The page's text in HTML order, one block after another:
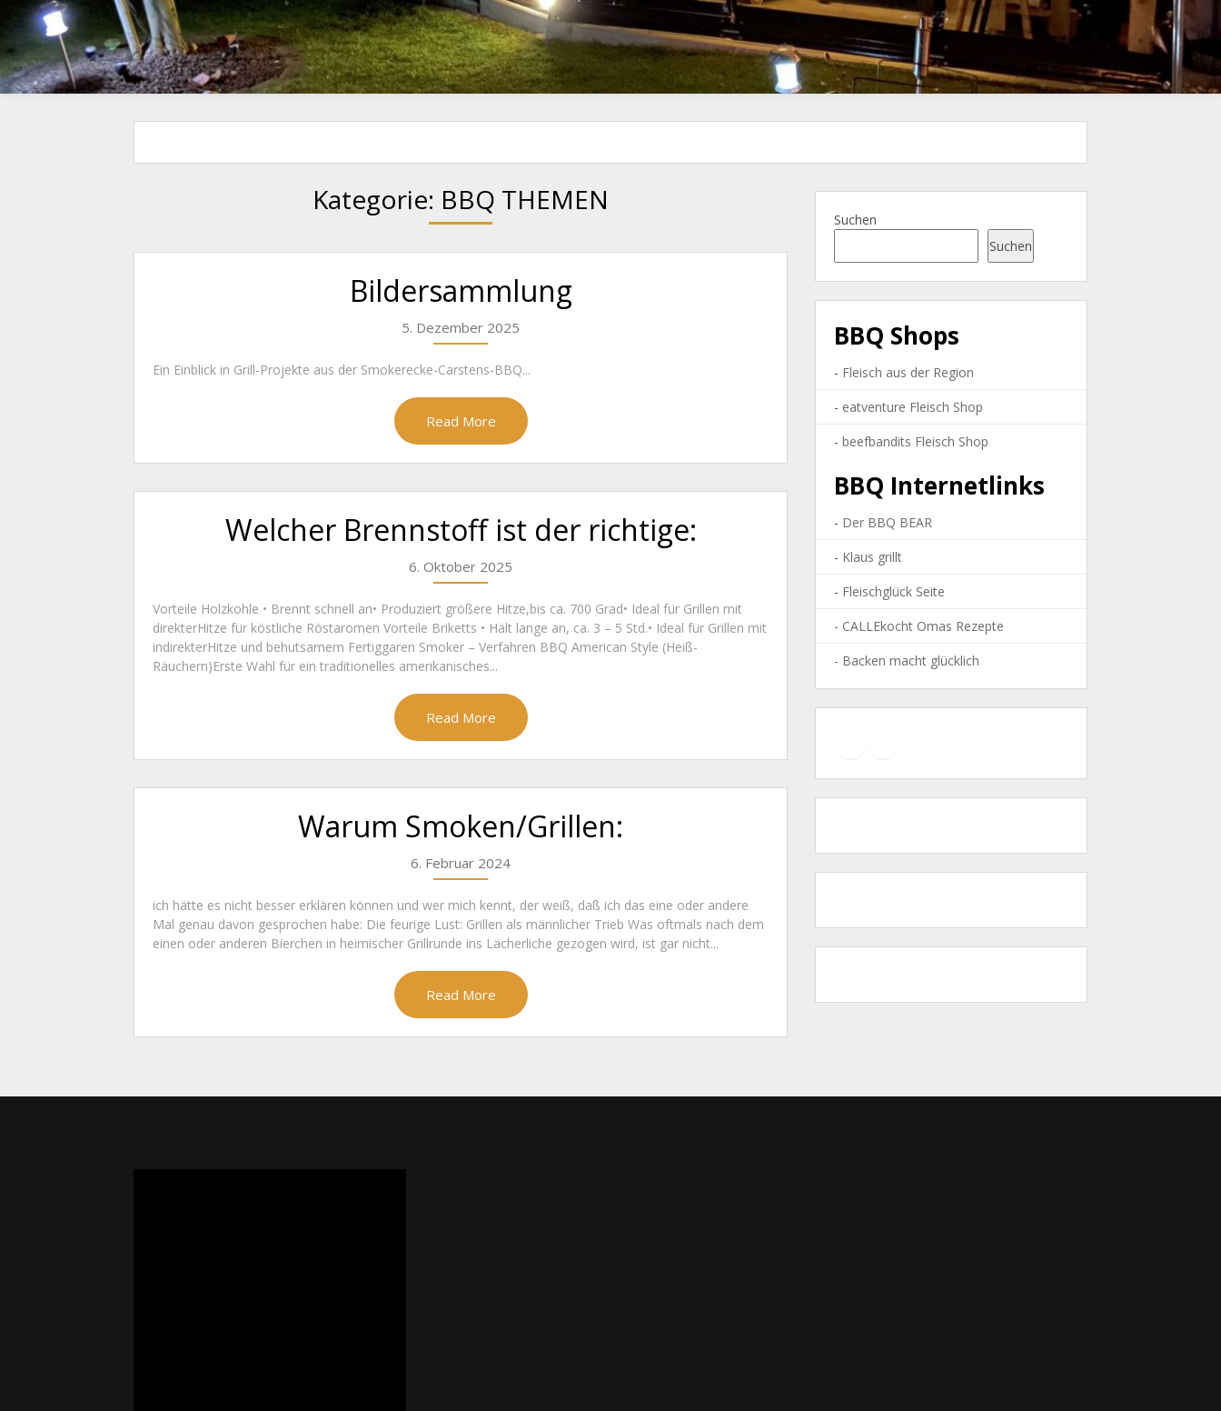
Kategorie: BBQ THEMEN
Bildersammlung
5. Dezember 2025
Ein Einblick in Grill-Projekte aus der Smokerecke-Carstens-BBQ...
Read More
Welcher Brennstoff ist der richtige:
6. Oktober 2025
Vorteile Holzkohle • Brennt schnell an• Produziert größere Hitze,bis ca. 700 Grad• Ideal für Grillen mit
direkterHitze für köstliche Röstaromen Vorteile Briketts • Hält lange an, ca. 3 – 5 Std.• Ideal für Grillen mit
indirekterHitze und behutsamem Fertiggaren Smoker – Verfahren BBQ American Style (Heiß-
Räuchern)Erste Wahl für ein traditionelles amerikanisches...
Read More
Warum Smoken/Grillen:
6. Februar 2024
ich hätte es nicht besser erklären können und wer mich kennt, der weiß, daß ich das eine oder andere
Mal genau davon gesprochen habe: Die feurige Lust: Grillen als männlicher Trieb Was oftmals nach dem
einen oder anderen Bierchen in heimischer Grillrunde ins Lächerliche gezogen wird, ist gar nicht...
Read More
Suchen
Suchen
BBQ Shops
- Fleisch aus der Region
- eatventure Fleisch Shop
- beefbandits Fleisch Shop
BBQ Internetlinks
- Der BBQ BEAR
- Klaus grillt
- Fleischglück Seite
- CALLEkocht Omas Rezepte
- Backen macht glücklich